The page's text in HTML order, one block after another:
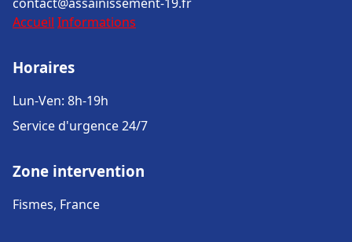
Accueil Informations
Horaires
Lun-Ven: 8h-19h
Service d'urgence 24/7
Zone intervention
Fismes, France